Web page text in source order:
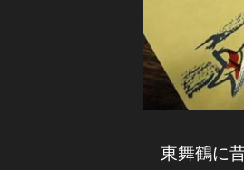
東舞鶴に昔